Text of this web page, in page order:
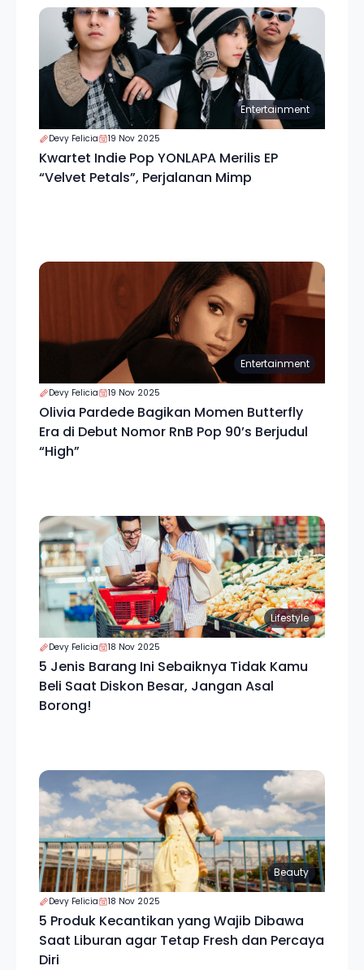
Entertainment
Devy Felicia 19 Nov 2025
Kwartet Indie Pop YONLAPA Merilis EP
“Velvet Petals”, Perjalanan Mimp
Entertainment
Devy Felicia 19 Nov 2025
Olivia Pardede Bagikan Momen Butterfly
Era di Debut Nomor RnB Pop 90’s Berjudul
“High”
Lifestyle
Devy Felicia 18 Nov 2025
5 Jenis Barang Ini Sebaiknya Tidak Kamu
Beli Saat Diskon Besar, Jangan Asal
Borong!
Beauty
Devy Felicia 18 Nov 2025
5 Produk Kecantikan yang Wajib Dibawa
Saat Liburan agar Tetap Fresh dan Percaya
Diri